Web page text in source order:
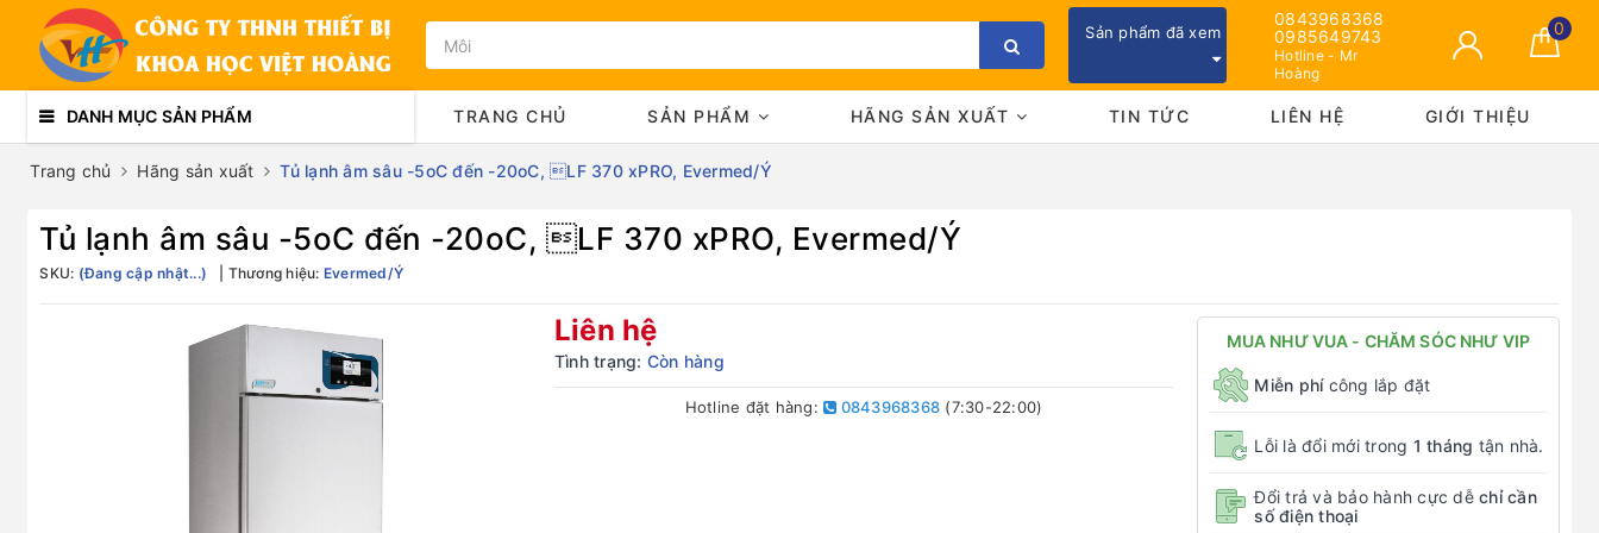
Sản phẩm đã xem
0843968368
0985649743
Hotline - Mr
Hoàng
0
DANH MỤC SẢN PHẨM TRANG CHỦ SẢN PHẨM HÃNG SẢN XUẤT TIN TỨC LIÊN HỆ GIỚI THIỆU
Trang chủ Hãng sản xuất Tủ lạnh âm sâu -5oC đến -20oC, LF 370 xPRO, Evermed/Ý
Tủ lạnh âm sâu -5oC đến -20oC, LF 370 xPRO, Evermed/Ý
SKU: (Đang cập nhật...) Thương hiệu: Evermed/Ý
Liên hệ
Tình trạng: Còn hàng
Hotline đặt hàng: 0843968368 (7:30-22:00)
MUA NHƯ VUA - CHĂM SÓC NHƯ VIP
Miễn phícông lắp đặt
Lỗi là đổi mới trong 1 tháng tận nhà.
Đổi trả và bảo hành cực dễ chỉ cần
số điện thoại